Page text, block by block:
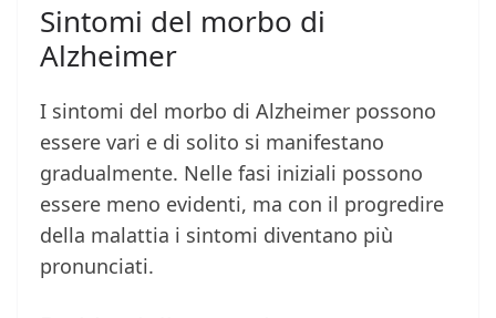
Sintomi del morbo di
Alzheimer
I sintomi del morbo di Alzheimer possono
essere vari e di solito si manifestano
gradualmente. Nelle fasi iniziali possono
essere meno evidenti, ma con il progredire
della malattia i sintomi diventano più
pronunciati.